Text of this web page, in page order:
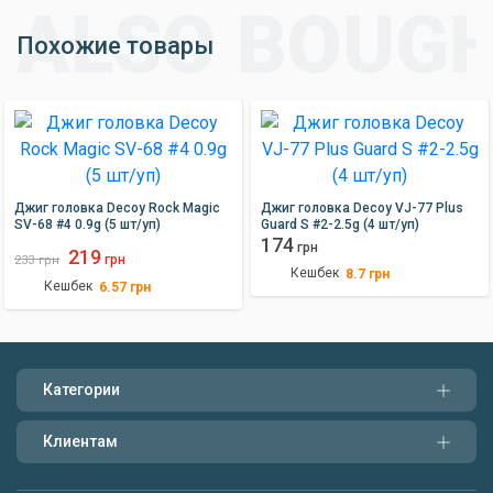
Похожие товары
Джиг головка Decoy Rock Magic
SV-68 #4 0.9g (5 шт/уп)
233 грн 219 грн
Кешбек 6.57 грн
Джиг головка Decoy VJ-77 Plus
Guard S #2-2.5g (4 шт/уп)
174 грн
Кешбек 8.7 грн
Категории
Клиентам